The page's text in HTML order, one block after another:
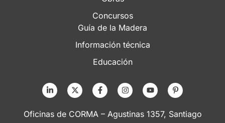
Concursos
Guía de la Madera
Información técnica
Educación
Oficinas de CORMA – Agustinas 1357, Santiago